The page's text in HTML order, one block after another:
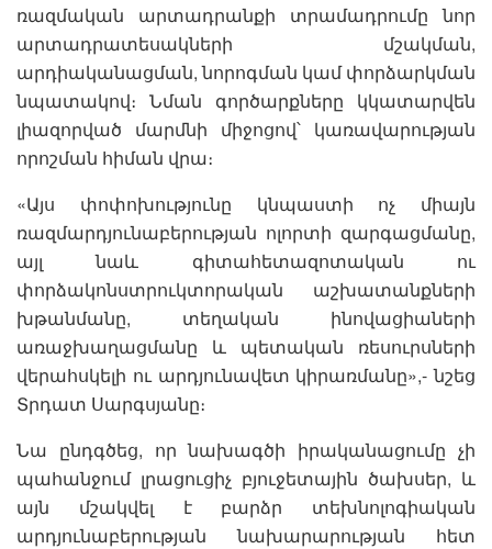
ռազմական արտադրանքի տրամադրումը նոր
արտադրատեսակների մշակման,
արդիականացման, նորոգման կամ փորձարկման
նպատակով։ Նման գործարքները կկատարվեն
լիազորված մարմնի միջոցով՝ կառավարության
որոշման հիման վրա։
«Այս փոփոխությունը կնպաստի ոչ միայն
ռազմարդյունաբերության ոլորտի զարգացմանը,
այլ նաև գիտահետազոտական ու
փորձակոնստրուկտորական աշխատանքների
խթանմանը, տեղական ինովացիաների
առաջխաղացմանը և պետական ռեսուրսների
վերահսկելի ու արդյունավետ կիրառմանը»,- նշեց
Տրդատ Սարգսյանը։
Նա ընդգծեց, որ նախագծի իրականացումը չի
պահանջում լրացուցիչ բյուջետային ծախսեր, և
այն մշակվել է բարձր տեխնոլոգիական
արդյունաբերության նախարարության հետ